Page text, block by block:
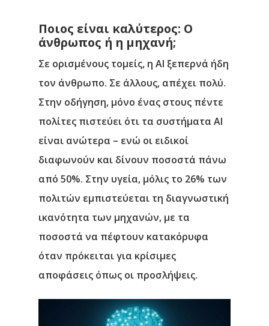
Ποιος είναι καλύτερος: Ο
άνθρωπος ή η μηχανή;
Σε ορισμένους τομείς, η ΑΙ ξεπερνά ήδη
τον άνθρωπο. Σε άλλους, απέχει πολύ.
Στην οδήγηση, μόνο ένας στους πέντε
πολίτες πιστεύει ότι τα συστήματα ΑΙ
είναι ανώτερα – ενώ οι ειδικοί
διαφωνούν και δίνουν ποσοστά πάνω
από 50%. Στην υγεία, μόλις το 26% των
πολιτών εμπιστεύεται τη διαγνωστική
ικανότητα των μηχανών, με τα
ποσοστά να πέφτουν κατακόρυφα
όταν πρόκειται για κρίσιμες
αποφάσεις όπως οι προσλήψεις.